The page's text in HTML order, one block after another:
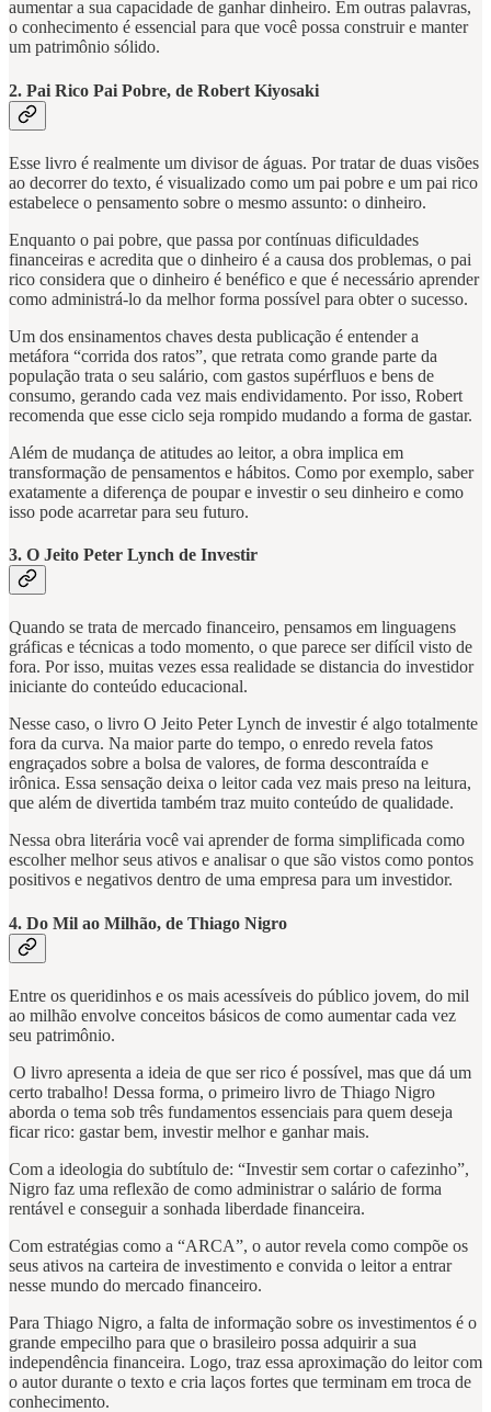
aumentar a sua capacidade de ganhar dinheiro. Em outras palavras,
o conhecimento é essencial para que você possa construir e manter
um patrimônio sólido.
2. Pai Rico Pai Pobre, de Robert Kiyosaki
Esse livro é realmente um divisor de águas. Por tratar de duas visões
ao decorrer do texto, é visualizado como um pai pobre e um pai rico
estabelece o pensamento sobre o mesmo assunto: o dinheiro.
Enquanto o pai pobre, que passa por contínuas dificuldades
financeiras e acredita que o dinheiro é a causa dos problemas, o pai
rico considera que o dinheiro é benéfico e que é necessário aprender
como administrá-lo da melhor forma possível para obter o sucesso.
Um dos ensinamentos chaves desta publicação é entender a
metáfora “corrida dos ratos”, que retrata como grande parte da
população trata o seu salário, com gastos supérfluos e bens de
consumo, gerando cada vez mais endividamento. Por isso, Robert
recomenda que esse ciclo seja rompido mudando a forma de gastar.
Além de mudança de atitudes ao leitor, a obra implica em
transformação de pensamentos e hábitos. Como por exemplo, saber
exatamente a diferença de poupar e investir o seu dinheiro e como
isso pode acarretar para seu futuro.
3. O Jeito Peter Lynch de Investir
Quando se trata de mercado financeiro, pensamos em linguagens
gráficas e técnicas a todo momento, o que parece ser difícil visto de
fora. Por isso, muitas vezes essa realidade se distancia do investidor
iniciante do conteúdo educacional.
Nesse caso, o livro O Jeito Peter Lynch de investir é algo totalmente
fora da curva. Na maior parte do tempo, o enredo revela fatos
engraçados sobre a bolsa de valores, de forma descontraída e
irônica. Essa sensação deixa o leitor cada vez mais preso na leitura,
que além de divertida também traz muito conteúdo de qualidade.
Nessa obra literária você vai aprender de forma simplificada como
escolher melhor seus ativos e analisar o que são vistos como pontos
positivos e negativos dentro de uma empresa para um investidor.
4. Do Mil ao Milhão, de Thiago Nigro
Entre os queridinhos e os mais acessíveis do público jovem, do mil
ao milhão envolve conceitos básicos de como aumentar cada vez
seu patrimônio.
O livro apresenta a ideia de que ser rico é possível, mas que dá um
certo trabalho! Dessa forma, o primeiro livro de Thiago Nigro
aborda o tema sob três fundamentos essenciais para quem deseja
ficar rico: gastar bem, investir melhor e ganhar mais.
Com a ideologia do subtítulo de: “Investir sem cortar o cafezinho”,
Nigro faz uma reflexão de como administrar o salário de forma
rentável e conseguir a sonhada liberdade financeira.
Com estratégias como a “ARCA”, o autor revela como compõe os
seus ativos na carteira de investimento e convida o leitor a entrar
nesse mundo do mercado financeiro.
Para Thiago Nigro, a falta de informação sobre os investimentos é o
grande empecilho para que o brasileiro possa adquirir a sua
independência financeira. Logo, traz essa aproximação do leitor com
o autor durante o texto e cria laços fortes que terminam em troca de
conhecimento.